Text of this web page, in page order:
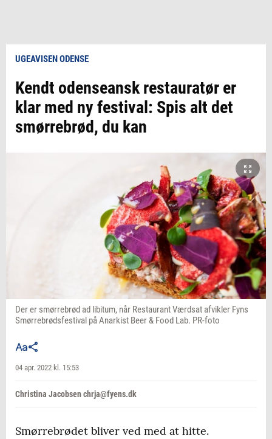
UGEAVISEN ODENSE
Kendt odenseansk restauratør er
klar med ny festival: Spis alt det
smørrebrød, du kan
Der er smørrebrød ad libitum, når Restaurant Værdsat afvikler Fyns
Smørrebrødsfestival på Anarkist Beer & Food Lab. PR-foto
04 apr. 2022 kl. 15:53
Christina Jacobsen chrja@fyens.dk
Smørrebrødet bliver ved med at hitte.